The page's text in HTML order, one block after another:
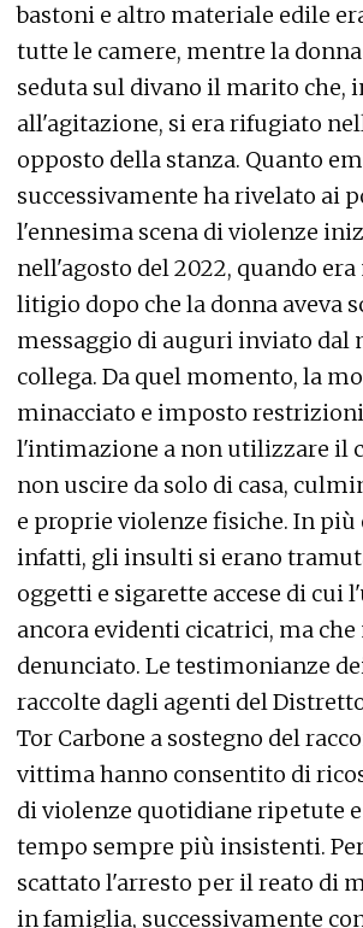
bastoni e altro materiale edile
tutte le camere, mentre la
seduta sul divano il marito che,
all'agitazione, si era rifugiato
opposto della stanza. Quanto
successivamente ha rivelato ai
l'ennesima scena di violenze
nell'agosto del 2022, quando
litigio dopo che la donna aveva
messaggio di auguri inviato dal
collega. Da quel momento, la
minacciato e imposto
l'intimazione a non utilizzare il
non uscire da solo di casa,
e proprie violenze fisiche. In più
infatti, gli insulti si erano
oggetti e sigarette accese di cui
ancora evidenti cicatrici, ma che
denunciato. Le testimonianze
raccolte dagli agenti del
Tor Carbone a sostegno del
vittima hanno consentito di
di violenze quotidiane ripetute
tempo sempre più insistenti.
scattato l'arresto per il reato di
in famiglia, successivamente